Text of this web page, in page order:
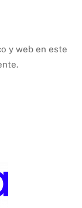
y web en este